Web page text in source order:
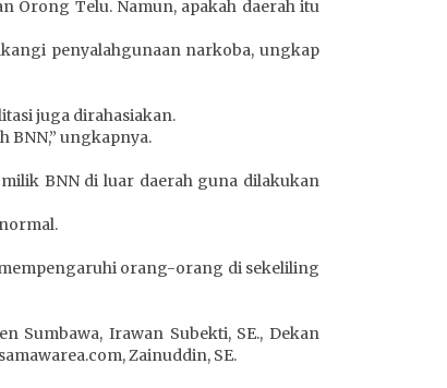
Orong Telu. Namun, apakah daerah itu
penyalahgunaan narkoba, ungkap
juga dirahasiakan.
BNN,” ungkapnya.
BNN di luar daerah guna dilakukan
orang-orang di sekeliling
Sumbawa, Irawan Subekti, SE., Dekan
Zainuddin, SE.